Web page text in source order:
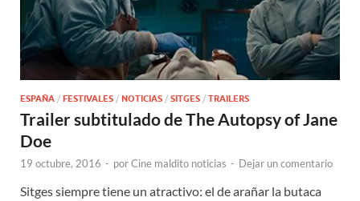
ESPAÑA / FESTIVALES / NOTICIAS / SITGES / TRAILERS
Trailer subtitulado de The Autopsy of Jane
Doe
19 octubre, 2016 - porCine maldito noticias - Dejar un comentario
Sitges siempre tiene un atractivo: el de arañar la butaca